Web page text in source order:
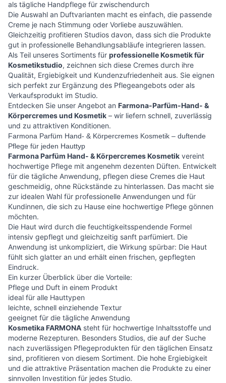
als tägliche Handpflege für zwischendurch
Die Auswahl an Duftvarianten macht es einfach, die passende
Creme je nach Stimmung oder Vorliebe auszuwählen.
Gleichzeitig profitieren Studios davon, dass sich die Produkte
gut in professionelle Behandlungsabläufe integrieren lassen.
Als Teil unseres Sortiments für professionelle Kosmetik für
Kosmetikstudio, zeichnen sich diese Cremes durch ihre
Qualität, Ergiebigkeit und Kundenzufriedenheit aus. Sie eignen
sich perfekt zur Ergänzung des Pflegeangebots oder als
Verkaufsprodukt im Studio.
Entdecken Sie unser Angebot an Farmona-Parfüm-Hand- &
Körpercremes und Kosmetik – wir liefern schnell, zuverlässig
und zu attraktiven Konditionen.
Farmona Parfüm Hand- & Körpercremes Kosmetik – duftende
Pflege für jeden Hauttyp
Farmona Parfüm Hand- & Körpercremes Kosmetik vereint
hochwertige Pflege mit angenehm dezenten Düften. Entwickelt
für die tägliche Anwendung, pflegen diese Cremes die Haut
geschmeidig, ohne Rückstände zu hinterlassen. Das macht sie
zur idealen Wahl für professionelle Anwendungen und für
Kundinnen, die sich zu Hause eine hochwertige Pflege gönnen
möchten.
Die Haut wird durch die feuchtigkeitsspendende Formel
intensiv gepflegt und gleichzeitig sanft parfümiert. Die
Anwendung ist unkompliziert, die Wirkung spürbar: Die Haut
fühlt sich glatter an und erhält einen frischen, gepflegten
Eindruck.
Ein kurzer Überblick über die Vorteile:
Pflege und Duft in einem Produkt
ideal für alle Hauttypen
leichte, schnell einziehende Textur
geeignet für die tägliche Anwendung
Kosmetika FARMONA steht für hochwertige Inhaltsstoffe und
moderne Rezepturen. Besonders Studios, die auf der Suche
nach zuverlässigen Pflegeprodukten für den täglichen Einsatz
sind, profitieren von diesem Sortiment. Die hohe Ergiebigkeit
und die attraktive Präsentation machen die Produkte zu einer
sinnvollen Investition für jedes Studio.